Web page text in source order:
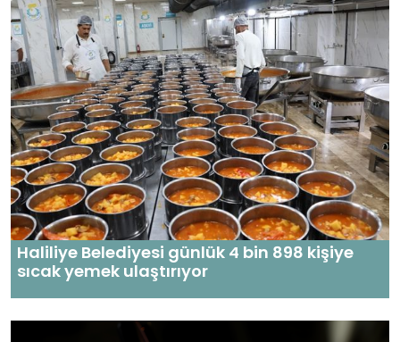
Haliliye Belediyesi günlük 4 bin 898 kişiye
sıcak yemek ulaştırıyor